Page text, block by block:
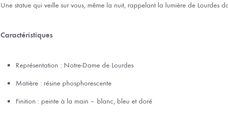
Une statue qui veille sur vous, même la nuit, rappelant la lumière de Lourdes
Caractéristiques
Représentation : Notre-Dame de Lourdes
Matière : résine phosphorescente
Finition : peinte à la main – blanc, bleu et doré